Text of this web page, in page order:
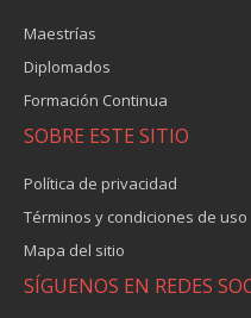
Maestrías
Diplomados
Formación Continua
SOBRE ESTE SITIO
Política de privacidad
Términos y condiciones de uso
Mapa del sitio
SÍGUENOS EN REDES